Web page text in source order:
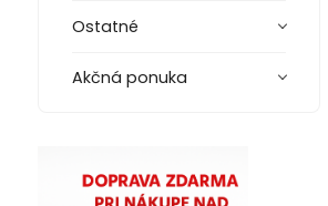
Ostatné
Akčná ponuka